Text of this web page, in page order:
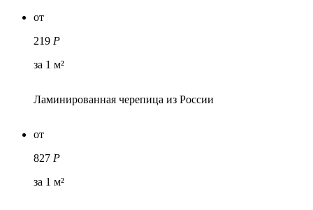
от
219 Р
за 1 м²
Ламинированная черепица из России
от
827 Р
за 1 м²